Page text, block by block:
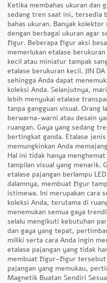
Ketika membahas ukuran dan
sedang tren saat ini, tersedia
bahas ukuran. Banyak
dengan berbagai ukuran agar
figur. Beberapa figur aksi
memerlukan etalase
kecil atau miniatur tampak
etalase berukuran kecil. JIN
sehingga Anda dapat
koleksi Anda. Selanjutnya,
lebih menyukai etalase
tanpa gangguan visual. Orang
berwarna-warni atau desain
ruangan. Gaya yang sedang
bertingkat ganda. Etalase
memungkinkan Anda
Hal ini tidak hanya
tampilan visual yang menarik.
etalase pajangan berlampu
dalamnya, membuat figur
istimewa. Ini merupakan cara
koleksi Anda, terutama di
menemukan semua gaya
selalu mengikuti kebutuhan
dan gaya yang tepat,
miliki serta cara Anda ingin
etalase pajangan yang tidak
membuat figur-figur tersebut
pajangan yang memukau,
Magnetik Buatan Sendiri